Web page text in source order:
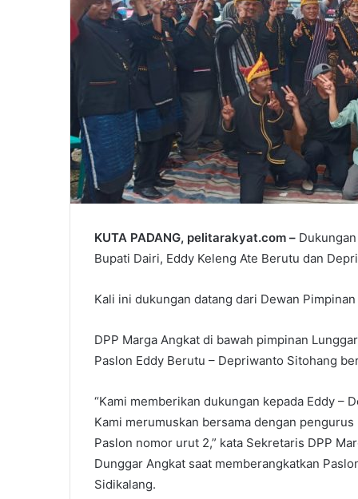
KUTA PADANG, pelitarakyat.com –
Bupati Dairi, Eddy Keleng Ate Berutu dan
Kali ini dukungan datang dari Dewan
DPP Marga Angkat di bawah pimpinan
Paslon Eddy Berutu – Depriwanto Sitohang
“Kami memberikan dukungan kepada Eddy –
Kami merumuskan bersama dengan
Paslon nomor urut 2,” kata Sekretaris DPP
Dunggar Angkat saat memberangkatkan
Sidikalang.